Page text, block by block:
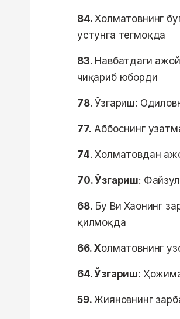
84.Холматовнинг
устунга тегмоқда
83. Навбатдаги
чиқариб юборди
78. Ўзгариш:
77. Аббоснинг
74. Холматовдан
70. Ўзгариш:
68. Бу Ви Хаонинг
қилмоқда
66. Холматовнинг
64. Ўзгариш:
59.Жияновнинг